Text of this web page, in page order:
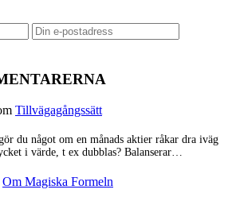
Tillvägagångssätt
du något om en månads aktier råkar dra iväg
i värde, t ex dubblas? Balanserar…
Om Magiska Formeln